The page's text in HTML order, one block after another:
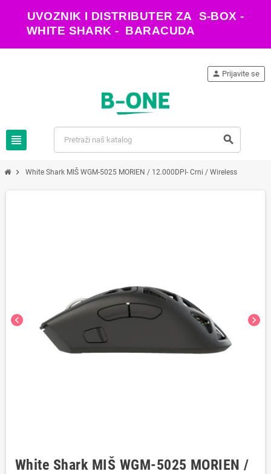
UVOZNIK I DISTRIBUTER ZA S-BOX -
WHITE SHARK - BARACUDA
view_headline search
person Prijavite se
chevron_right White Shark MIŠ WGM-5025 MORIEN / 12.000DPI- Crni / Wireless
chevron_left chevron_right
White Shark MIŠ WGM-5025 MORIEN /